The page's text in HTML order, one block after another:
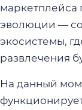
маркетплейса
эволюции —
экосистемы,
развлечения
На данный